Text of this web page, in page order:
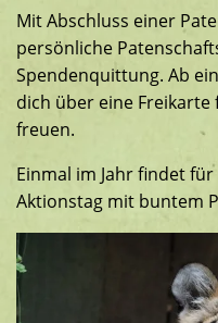
Mit Abschluss einer
persönliche
Spendenquittung. Ab
dich über eine Freikarte
freuen.
Einmal im Jahr findet
Aktionstag mit buntem